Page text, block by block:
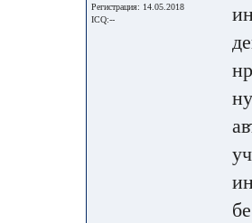
Регистрация: 14.05.2018
ICQ:--